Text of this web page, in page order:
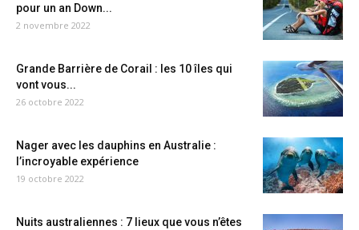
pour un an Down...
2 novembre 2022
Grande Barrière de Corail : les 10 îles qui
vont vous...
26 octobre 2022
Nager avec les dauphins en Australie :
l’incroyable expérience
19 octobre 2022
Nuits australiennes : 7 lieux que vous n’êtes